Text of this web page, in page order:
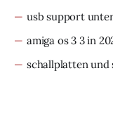
usb support
amiga os 3 3 in
schallplatten und